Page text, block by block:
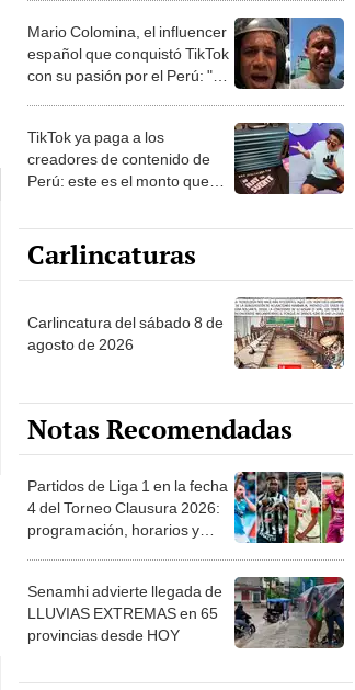
Mario Colomina, el influencer
español que conquistó TikTok
con su pasión por el Perú: "Mi
TikTok ya paga a los
creadores de contenido de
Perú: este es el monto que
1.000 vistas
Carlincaturas
Carlincatura del sábado 8 de
agosto de 2026
Notas Recomendadas
Partidos de Liga 1 en la fecha
4 del Torneo Clausura 2026:
programación, horarios y
Senamhi advierte llegada de
LLUVIAS EXTREMAS en 65
provincias desde HOY